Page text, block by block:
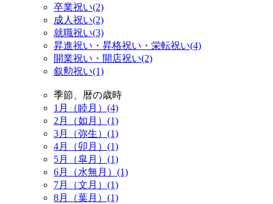
卒業祝い(2)
成人祝い(2)
就職祝い(3)
昇進祝い・昇格祝い・栄転祝い(4)
開業祝い・開店祝い(2)
叙勲祝い(1)
季節、暦の歳時
1月（睦月）(4)
2月（如月）(1)
3月（弥生）(1)
4月（卯月）(1)
5月（皐月）(1)
6月（水無月）(1)
7月（文月）(1)
8月（葉月）(1)